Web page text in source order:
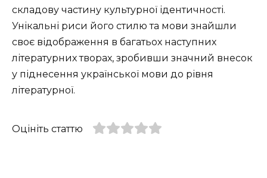
складову частину культурної ідентичності.
Унікальні риси його стилю та мови знайшли
своє відображення в багатьох наступних
літературних творах, зробивши значний внесок
у піднесення української мови до рівня
літературної.
Оцініть статтю